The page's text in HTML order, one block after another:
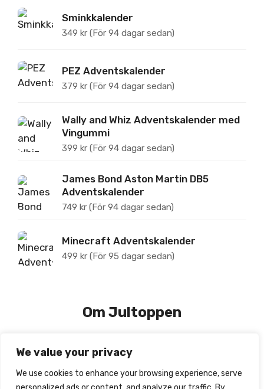
We value your privacy
We use cookies to enhance your browsing experience, serve
Sminkkalender
349 kr (För 94 dagar sedan)
PEZ Adventskalender
379 kr (För 94 dagar sedan)
Wally and Whiz Adventskalender med
Vingummi
399 kr (För 94 dagar sedan)
James Bond Aston Martin DB5
Adventskalender
749 kr (För 94 dagar sedan)
Minecraft Adventskalender
499 kr (För 95 dagar sedan)
Om Jultoppen
Jultoppen.se tipsar om, prisjämför och recenserar
julkalendrar för barn.